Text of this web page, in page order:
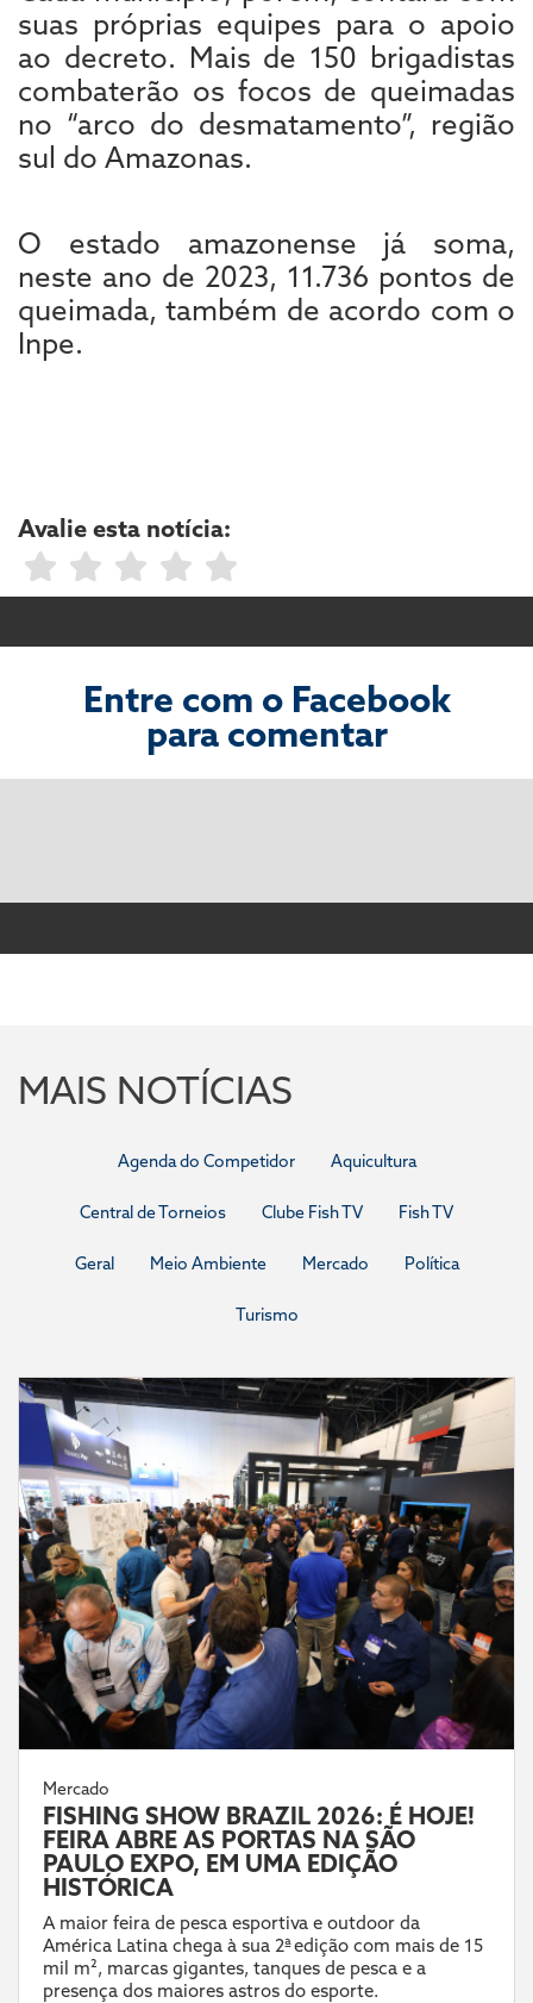
suas próprias equipes para o apoio
ao decreto. Mais de 150 brigadistas
combaterão os focos de queimadas
no “arco do desmatamento”, região
sul do Amazonas.
O estado amazonense já soma,
neste ano de 2023, 11.736 pontos de
queimada, também de acordo com o
Inpe.
Avalie esta notícia:
Entre com o Facebook
para comentar
MAIS NOTÍCIAS
Agenda do Competidor Aquicultura
Central de Torneios Clube Fish TV Fish TV
Geral Meio Ambiente Mercado Política
Turismo
Mercado
FISHING SHOW BRAZIL 2026: É HOJE!
FEIRA ABRE AS PORTAS NA SÃO
PAULO EXPO, EM UMA EDIÇÃO
HISTÓRICA
A maior feira de pesca esportiva e outdoor da
América Latina chega à sua 2ª edição com mais de 15
mil m², marcas gigantes, tanques de pesca e a
presença dos maiores astros do esporte.